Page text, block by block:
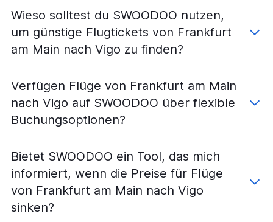
Wieso solltest du SWOODOO nutzen,
um günstige Flugtickets von Frankfurt
am Main nach Vigo zu finden?
Verfügen Flüge von Frankfurt am Main
nach Vigo auf SWOODOO über flexible
Buchungsoptionen?
Bietet SWOODOO ein Tool, das mich
informiert, wenn die Preise für Flüge
von Frankfurt am Main nach Vigo
sinken?